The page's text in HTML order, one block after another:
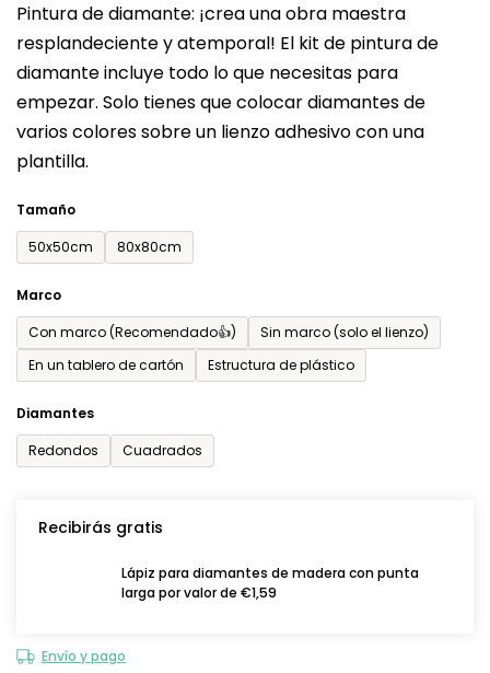
Pintura de diamante: ¡crea una obra maestra
resplandeciente y atemporal! El kit de pintura de
diamante incluye todo lo que necesitas para
empezar. Solo tienes que colocar diamantes de
varios colores sobre un lienzo adhesivo con una
plantilla.
Tamaño
50x50cm
80x80cm
Marco
Con marco (Recomendado👍)
Sin marco (solo el lienzo)
En un tablero de cartón
Estructura de plástico
Diamantes
Redondos
Cuadrados
Recibirás gratis
Lápiz para diamantes de madera con punta
larga por valor de €1,59
Envío y pago
producto
es
de
0,0
sobre
5